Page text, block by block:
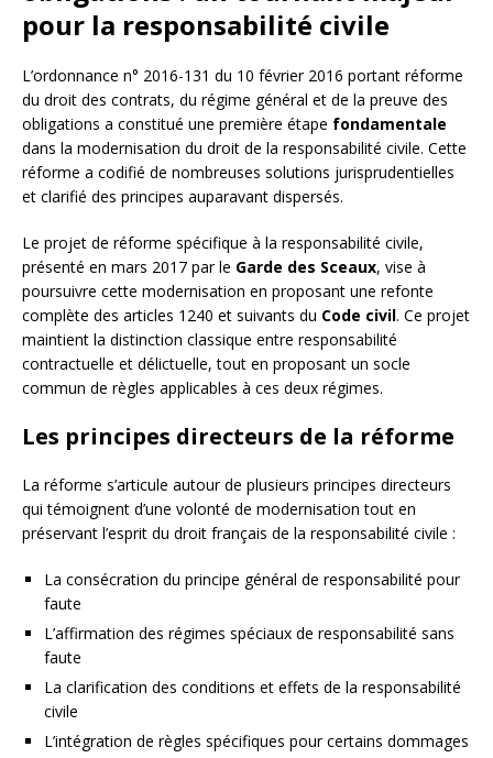
pour la responsabilité civile
L’ordonnance n° 2016-131 du 10 février 2016 portant réforme
du droit des contrats, du régime général et de la preuve des
obligations a constitué une première étape fondamentale
dans la modernisation du droit de la responsabilité civile. Cette
réforme a codifié de nombreuses solutions jurisprudentielles
et clarifié des principes auparavant dispersés.
Le projet de réforme spécifique à la responsabilité civile,
présenté en mars 2017 par le Garde des Sceaux, vise à
poursuivre cette modernisation en proposant une refonte
complète des articles 1240 et suivants du Code civil. Ce projet
maintient la distinction classique entre responsabilité
contractuelle et délictuelle, tout en proposant un socle
commun de règles applicables à ces deux régimes.
Les principes directeurs de la réforme
La réforme s’articule autour de plusieurs principes directeurs
qui témoignent d’une volonté de modernisation tout en
préservant l’esprit du droit français de la responsabilité civile :
La consécration du principe général de responsabilité pour
faute
L’affirmation des régimes spéciaux de responsabilité sans
faute
La clarification des conditions et effets de la responsabilité
civile
L’intégration de règles spécifiques pour certains dommages